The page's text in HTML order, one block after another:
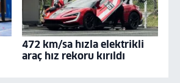
472 km/sa hızla elektrikli
araç hız rekoru kırıldı